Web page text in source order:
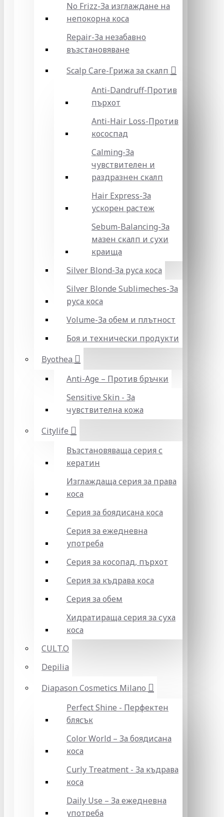
No Frizz-За изглаждане на
непокорна коса
Repair-За незабавно
възстановяване
Scalp Care-Грижа за скалп
Anti-Dandruff-Против
пърхот
Anti-Hair Loss-Против
кососпад
Calming-За
чувствителен и
раздразнен скалп
Hair Express-За
ускорен растеж
Sebum-Balancing-За
мазен скалп и сухи
краища
Silver Blond-За руса коса
Silver Blonde Sublіmeches-За
руса коса
Volume-За обем и плътност
Боя и технически продукти
Byothea
Anti-Age – Против бръчки
Sensitive Skin - За
чувствителна кожа
Citylife
Възстановяваща серия с
кератин
Изглаждаща серия за права
коса
Серия за боядисана коса
Серия за ежедневна
употреба
Серия за косопад, пърхот
Серия за къдрава коса
Серия за обем
Хидратираща серия за суха
коса
CULT.O
Depilia
Diapason Cosmetics Milano
Perfect Shine - Перфектен
блясък
Color World – За боядисана
коса
Curly Treatment - За къдрава
коса
Daily Use – За ежедневна
употреба